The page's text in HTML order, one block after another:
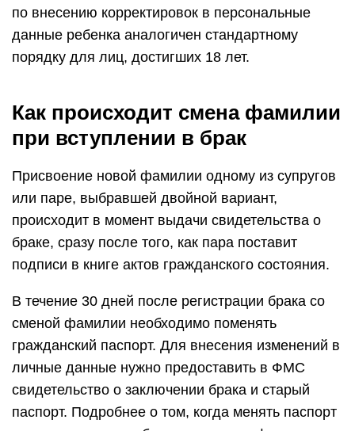
по внесению корректировок в персональные
данные ребенка аналогичен стандартному
порядку для лиц, достигших 18 лет.
Как происходит смена фамилии
при вступлении в брак
Присвоение новой фамилии одному из супругов
или паре, выбравшей двойной вариант,
происходит в момент выдачи свидетельства о
браке, сразу после того, как пара поставит
подписи в книге актов гражданского состояния.
В течение 30 дней после регистрации брака со
сменой фамилии необходимо поменять
гражданский паспорт. Для внесения изменений в
личные данные нужно предоставить в ФМС
свидетельство о заключении брака и старый
паспорт. Подробнее о том, когда менять паспорт